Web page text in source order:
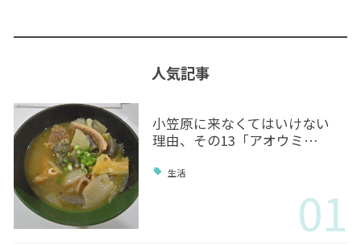
人気記事
小笠原に来なくてはいけない
理由、その13「アオウミ…
生活
01